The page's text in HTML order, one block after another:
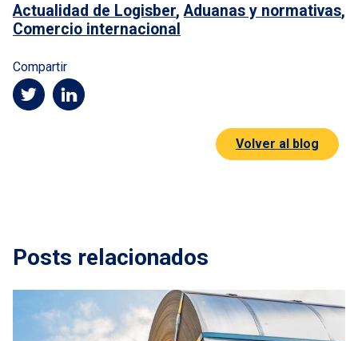
Actualidad de Logisber,Aduanas y normativas,
Comercio internacional
Compartir
Volver al blog
Posts relacionados